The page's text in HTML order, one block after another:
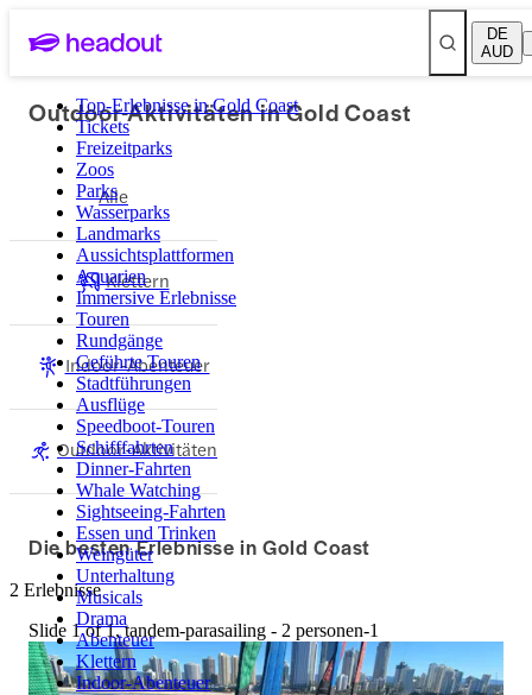
DE
AUD
Top-Erlebnisse in Gold Coast
Tickets
Freizeitparks
Zoos
Parks
Wasserparks
Landmarks
Aussichtsplattformen
Aquarien
Immersive Erlebnisse
Touren
Rundgänge
Geführte Touren
Stadtführungen
Ausflüge
Speedboot-Touren
Schifffahrten
Dinner-Fahrten
Whale Watching
Sightseeing-Fahrten
Essen und Trinken
Weingüter
Unterhaltung
Musicals
Drama
Abenteuer
Klettern
Indoor-Abenteuer
Outdoor-Aktivitäten in Gold Coast
Alle
Klettern
Indoor-Abenteuer
Outdoor-Aktivitäten
Die besten Erlebnisse in Gold Coast
2 Erlebnisse
Slide 1 of 1, tandem-parasailing - 2 personen-1